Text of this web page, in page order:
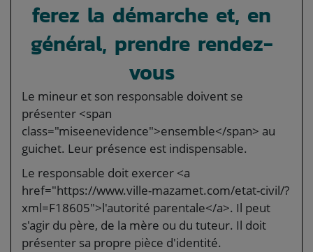
ferez la démarche et, en
général, prendre rendez-
vous
Le mineur et son responsable doivent se
présenter <span
class="miseenevidence">ensemble</span> au
guichet. Leur présence est indispensable.
Le responsable doit exercer <a
href="https://www.ville-mazamet.com/etat-civil/?
xml=F18605">l'autorité parentale</a>. Il peut
s'agir du père, de la mère ou du tuteur. Il doit
présenter sa propre pièce d'identité.